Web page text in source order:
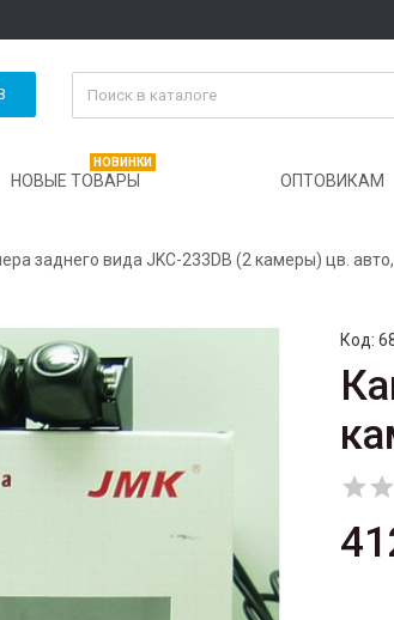
НОВЫЕ ТОВАРЫ
НОВИНКИ
ОПТОВИКАМ
заднего вида JKC-233DB (2 камеры) цв.
Код:
